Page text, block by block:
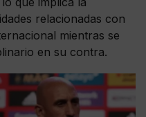
relacionadas con
mientras se
en su contra.